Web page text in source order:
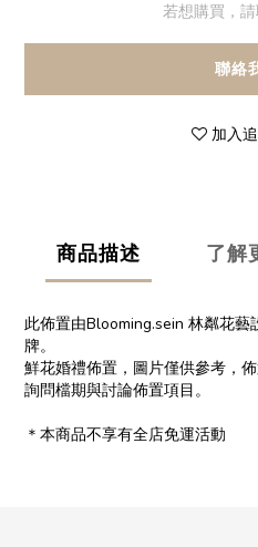
若想購買，請
聯絡
加入
商品描述 了解
此佈置由Blooming.sein 林粼花
牌。
鮮花婚禮佈置，圖片僅供參考，
詢問檔期與討論佈置項目。
＊本商品不享有全店免運活動